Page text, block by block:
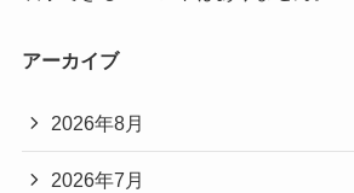
アーカイブ
2026年8月
2026年7月